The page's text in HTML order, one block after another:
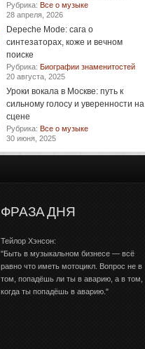
Рубрика: Все о музыке
28 апреля, 2026
Depeche Mode: сага о
синтезаторах, коже и вечном
поиске
Рубрика: Биографии знаменитостей
20 августа, 2025
Уроки вокала в Москве: путь к
сильному голосу и уверенности на
сцене
Рубрика: Все о музыке
30 июня, 2025
ФРАЗА ДНЯ
Тейлор Хэнсон:
"Быть в музыкальном бизнесе — всё
равно что иметь мотоцикл. Вопрос не в
том, попадёшь ли ты в аварию, а в том,
когда ты попадёшь в аварию."